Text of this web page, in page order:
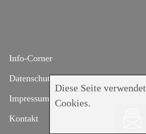
Diese Seite verwendet
Cookies.
Info-Corner
Datenschutz
Impressum
Kontakt